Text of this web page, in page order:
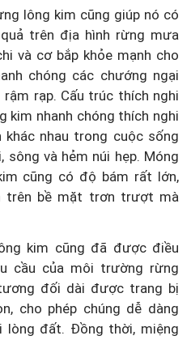
lông kim cũng giúp nó có
trên địa hình rừng mưa
và cơ bắp khỏe mạnh cho
chóng các chướng ngại
rạp. Cấu trúc thích nghi
kim nhanh chóng thích nghi
nhau trong cuộc sống
sông và hẻm núi hẹp. Móng
cũng có độ bám rất lớn,
trên bề mặt trơn trượt mà
kim cũng đã được điều
cầu của môi trường rừng
đối dài được trang bị
cho phép chúng dễ dàng
lòng đất. Đồng thời, miệng